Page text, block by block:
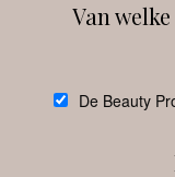
Van
De Beauty